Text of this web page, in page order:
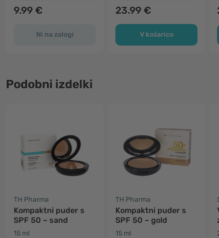
9.99 €
Ni na zalogi
23.99 €
V košarico
Podobni izdelki
TH Pharma
Kompaktni puder s
SPF 50 – sand
15 ml
TH Pharma
Kompaktni puder s
SPF 50 – gold
15 ml